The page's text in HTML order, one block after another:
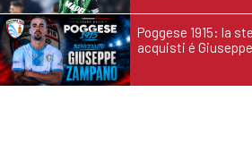
Poggese 1915: la
acquisti é